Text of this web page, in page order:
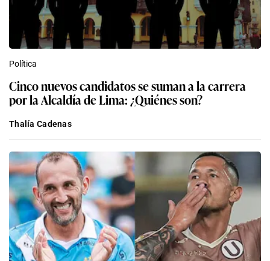
Política
Cinco nuevos candidatos se suman a la carrera
por la Alcaldía de Lima: ¿Quiénes son?
Thalía Cadenas